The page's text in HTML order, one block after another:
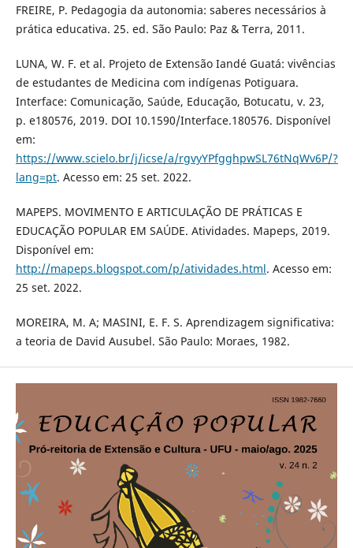
FREIRE, P. Pedagogia da autonomia: saberes necessários à
prática educativa. 25. ed. São Paulo: Paz & Terra, 2011.
LUNA, W. F. et al. Projeto de Extensão Iandé Guatá: vivências
de estudantes de Medicina com indígenas Potiguara.
Interface: Comunicação, Saúde, Educação, Botucatu, v. 23,
p. e180576, 2019. DOI 10.1590/Interface.180576. Disponível
em:
https://www.scielo.br/j/icse/a/rgvyYPfgghpwSL76tNqWv6P/?
lang=pt. Acesso em: 25 set. 2022.
MAPEPS. MOVIMENTO E ARTICULAÇÃO DE PRÁTICAS E
EDUCAÇÃO POPULAR EM SAÚDE. Atividades. Mapeps, 2019.
Disponível em:
http://mapeps.blogspot.com/p/atividades.html. Acesso em:
25 set. 2022.
MOREIRA, M. A; MASINI, E. F. S. Aprendizagem significativa:
a teoria de David Ausubel. São Paulo: Moraes, 1982.